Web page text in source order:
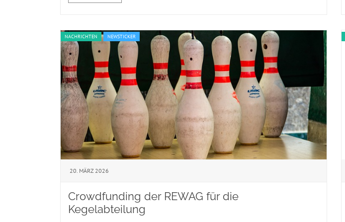
NACHRICHTEN NEWSTICKER
20. MÄRZ 2026
Crowdfunding der REWAG für die
Kegelabteilung